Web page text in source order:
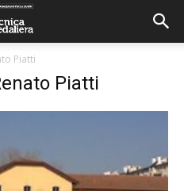
Piatti
Piatti